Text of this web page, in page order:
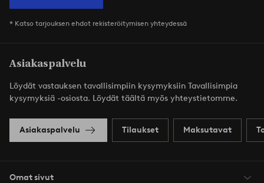
* Katso tarjouksen ehdot rekisteröitymisen yhteydessä
Asiakaspalvelu
Löydät vastauksen tavallisimpiin kysymyksiin Tavallisimpia
kysymyksiä -osiosta. Löydät täältä myös yhteystietomme.
Asiakaspalvelu Tilaukset Maksutavat
Omat sivut